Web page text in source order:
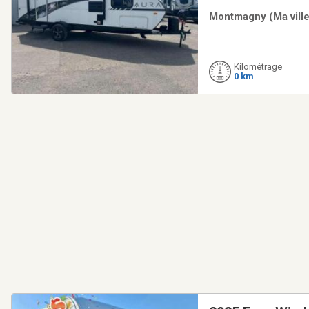
cuisinière 2 brûleurs
Montmagny (Ma
Kilométrage
0 km